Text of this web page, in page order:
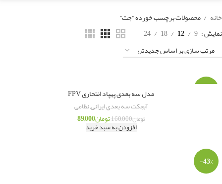
خانه
محصولات برچسب خورده “جت”
نمایش 9
12
18
24
مدل سه بعدی پهپاد انتحاری FPV
آبجکت سه بعدی ایرانی,نظامی
تومان160,000تومان89,000
افزودن به سبد خرید
-43%